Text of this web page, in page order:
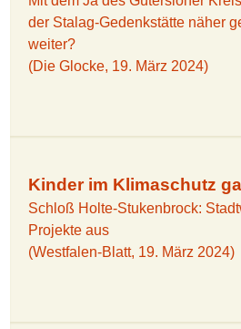
der Stalag-Gedenkstätte näher
weiter?
(Die Glocke, 19. März 2024)
Kinder im Klimaschutz
Schloß Holte-Stukenbrock:
Projekte aus
(Westfalen-Blatt, 19. März 2024)